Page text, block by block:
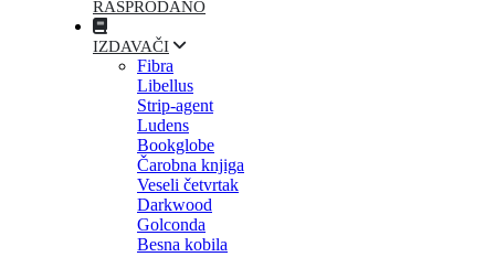
RASPRODANO
IZDAVAČI
Fibra
Libellus
Strip-agent
Ludens
Bookglobe
Čarobna knjiga
Veseli četvrtak
Darkwood
Golconda
Besna kobila